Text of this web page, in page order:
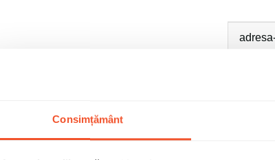
Consimțământ